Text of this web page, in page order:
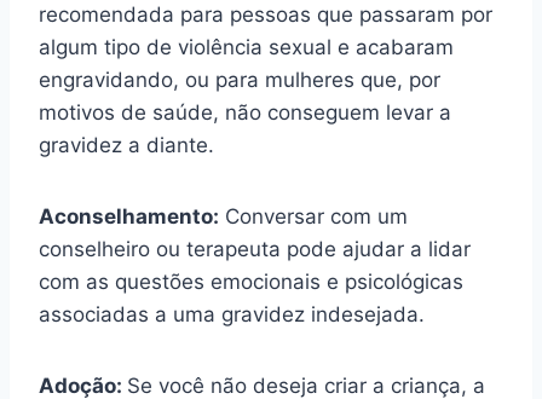
recomendada para pessoas que passaram por
algum tipo de violência sexual e acabaram
engravidando, ou para mulheres que, por
motivos de saúde, não conseguem levar a
gravidez a diante.
Aconselhamento: Conversar com um
conselheiro ou terapeuta pode ajudar a lidar
com as questões emocionais e psicológicas
associadas a uma gravidez indesejada.
Adoção: Se você não deseja criar a criança, a